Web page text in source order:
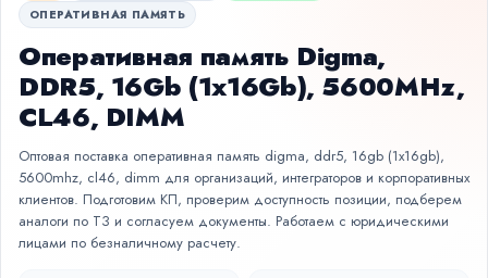
ОПЕРАТИВНАЯ ПАМЯТЬ
Оперативная память Digma,
DDR5, 16Gb (1x16Gb), 5600MHz,
CL46, DIMM
Оптовая поставка оперативная память digma, ddr5, 16gb (1x16gb),
5600mhz, cl46, dimm для организаций, интеграторов и корпоративных
клиентов. Подготовим КП, проверим доступность позиции, подберем
аналоги по ТЗ и согласуем документы. Работаем с юридическими
лицами по безналичному расчету.